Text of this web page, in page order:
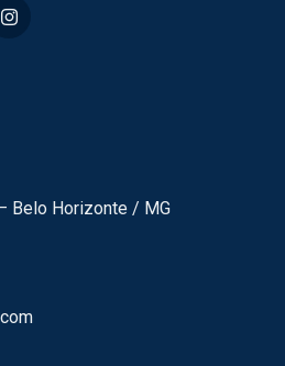
Belo Horizonte / MG